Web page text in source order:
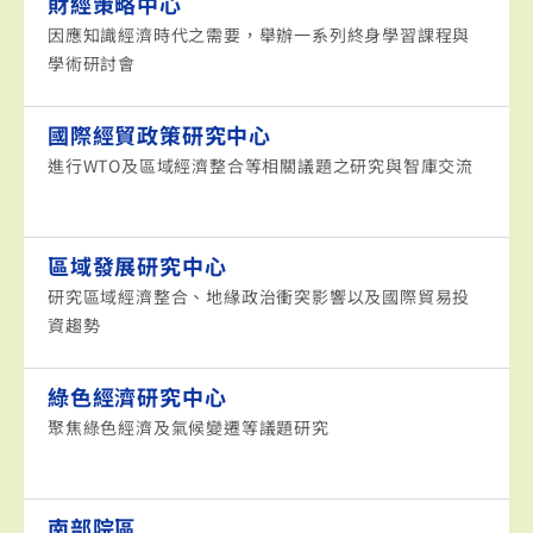
因應知識經濟時代之需要，舉辦一系列終身學習課程與
學術研討會
國際經貿政策研究中心
進行WTO及區域經濟整合等相關議題之研究與智庫交流
區域發展研究中心
研究區域經濟整合、地緣政治衝突影響以及國際貿易投
資趨勢
綠色經濟研究中心
聚焦綠色經濟及氣候變遷等議題研究